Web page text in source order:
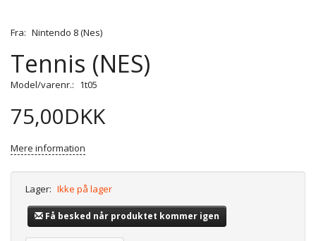
Fra: Nintendo 8 (Nes)
Tennis (NES)
Model/varenr.: 1t05
75,00DKK
Mere information
Lager: Ikke på lager
Få besked når produktet kommer igen